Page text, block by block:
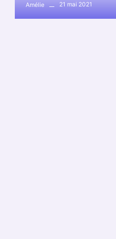
Amélie 21 mai 2021